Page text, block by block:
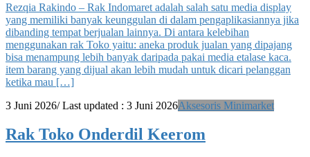
Rezqia Rakindo – Rak Indomaret adalah salah satu media display
yang memiliki banyak keunggulan di dalam pengaplikasiannya jika
dibanding tempat berjualan lainnya. Di antara kelebihan
menggunakan rak Toko yaitu: aneka produk jualan yang dipajang
bisa menampung lebih banyak daripada pakai media etalase kaca.
item barang yang dijual akan lebih mudah untuk dicari pelanggan
ketika mau […]
3 Juni 2026/ Last updated : 3 Juni 2026Aksesoris Minimarket
Rak Toko Onderdil Keerom